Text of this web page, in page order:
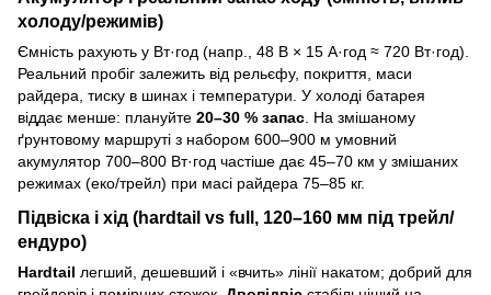
холоду/режимів)
Ємність рахують у Вт·год (напр., 48 В × 15 А·год ≈ 720 Вт·год).
Реальний пробіг залежить від рельєфу, покриття, маси
райдера, тиску в шинах і температури. У холоді батарея
віддає менше: плануйте 20–30 % запас . На змішаному
ґрунтовому маршруті з набором 600–900 м умовний
акумулятор 700–800 Вт·год частіше дає 45–70 км у змішаних
режимах (еко/трейл) при масі райдера 75–85 кг.
Підвіска і хід (hardtail vs full, 120–160 мм під трейл/
ендуро)
Hardtail легший, дешевший і «вчить» лінії накатом; добрий для